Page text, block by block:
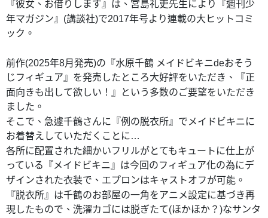
『彼女、お借りします』は、宮島礼吏先生により『週刊少
年マガジン』(講談社)で2017年号より連載の大ヒットコミ
ック。
前作(2025年8月発売)の『水原千鶴 メイドビキニdeおそう
じフィギュア』を発売したところ大好評をいただき、『正
面向きも出して欲しい！』という多数のご要望をいただき
ました。
そこで、急遽千鶴さんに『例の脱衣所』でメイドビキニに
お着替えしていただくことに…
各所に配置された細かいフリルがとてもキュートに仕上が
っている『メイドビキニ』は今回のフィギュア化の為にデ
ザインされた衣装で、エプロンはキャストオフが可能。
『脱衣所』は千鶴のお部屋の一角をアニメ設定に基づき再
現したもので、洗濯カゴには脱ぎたて(ほかほか？)なサンタ